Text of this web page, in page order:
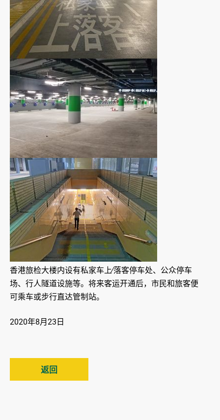
香港旅检大楼内设有私家车上∕落客停车处、公众停车
场、行人隧道设施等。将来客运开通后，市民和旅客便
可乘车或步行直达管制站。
2020年8月23日
返回